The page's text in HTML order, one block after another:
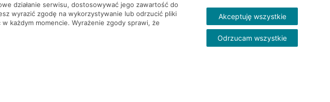
działanie serwisu, dostosowywać jego zawartość do
wyrazić zgodę na wykorzystywanie lub odrzucić pliki
każdym momencie. Wyrażenie zgody sprawi, że
Akceptuję wszystkie
Odrzucam wszystkie